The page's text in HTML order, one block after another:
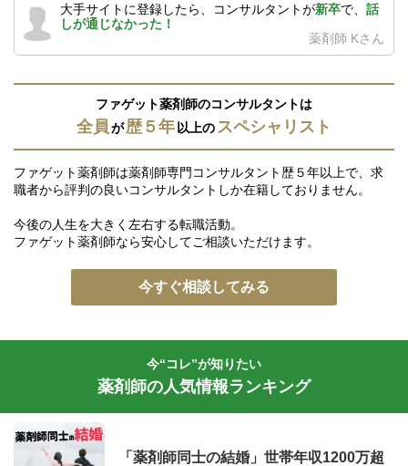
大手サイトに登録したら、コンサルタントが新卒で、 話
しが通じなかった！
薬剤師 Kさん
ファゲット薬剤師のコンサルタントは
全員が歴５年 以上の スペシャリスト
ファゲット薬剤師は薬剤師専門コンサルタント歴５年以上で、求
職者から評判の良いコンサルタントしか在籍しておりません。
今後の人生を大きく左右する転職活動。
ファゲット薬剤師なら安心してご相談いただけます。
今すぐ相談してみる
今“コレ”が知りたい
薬剤師の人気情報ランキング
「薬剤師同士の結婚」世帯年収1200万超